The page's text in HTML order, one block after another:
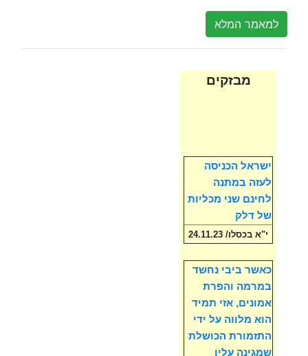
למאמר המלא
מבזקים
ישראל הכניסה
לעזה במתנה
לחינם שני מכליות
של דלק
י"א בכסלו/ 24.11.23
כאשר ביבי נחשד
במרמה והפרת
אמונים, אזי תמיד
הוא מלווה על ידי
התזמורת הכושלת
שמגינה עליו